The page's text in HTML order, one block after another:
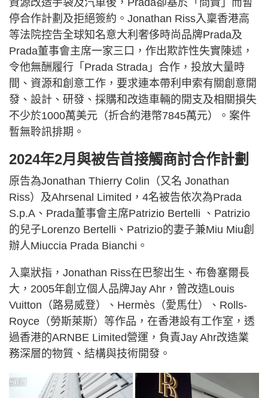
停合作計劃及拒絕簽約。Jonathan Riss入稟香港高
等法院控告全球知名意大利奢侈時尚品牌Prada及
Prada董事會主席一家三口，作出欺詐性失實陳述，
令他無酬履行「Prada Strada」合作，投放大量時
間、資源和創意工作，要求連本帶利申索有關創意開
發、設計、研發、採購和改造車輛的開支及相關損失
不少於1000萬美元（折合約港幣7845萬元）。案件
暫無聆訊排期。
2024年2月與被告首接觸商討合作計劃
原告為Jonathan Thierry Colin（又名 Jonathan
Riss）及Ahrsenal Limited，4名被告依次為Prada
S.p.A、Prada董事會主席Patrizio Bertelli 、Patrizio
的兒子Lorenzo Bertelli、Patrizio的妻子兼Miu Miu創
辦人Miuccia Prada Bianchi。
入稟狀指，Jonathan Riss在巴黎出生、布魯塞爾長
大，2005年創立個人品牌Jay Ahr，曾改造Louis
Vuitton（路易威登）、Hermès（愛馬仕）、Rolls-
Royce（勞斯萊斯）等作品，在香港設有工作室，透
過香港的ARNBE Limited營運，負責Jay Ahr改造業
務深層的物質、結構與技術開發。